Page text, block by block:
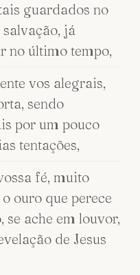
guardados no
já
no último tempo,
vos alegrais,
sendo
por um pouco
tentações,
fé, muito
ouro que perece
se ache em louvor,
de Jesus